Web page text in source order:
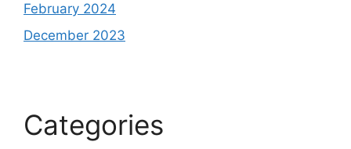
February 2024
December 2023
Categories